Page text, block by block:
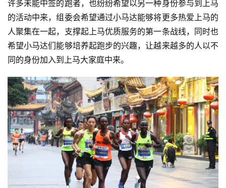
许多未能中签的跑者，也纷纷希望以另一种身份参与到上马
的活动中来，组委会希望通过小马达能够将更多热爱上马的
人聚集在一起，支撑起上马优质服务的第一条战线，同时也
希望小马达们能够培养起跑步的兴趣，让越来越多的人以不
同的身份加入到上马大家庭中来。